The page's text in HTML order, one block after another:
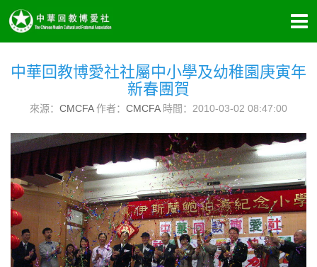
中華回教博愛社社屬中小學及幼稚園庚寅年
新春團賀
來源： CMCFA作者： CMCFA時間：2010-03-02 08:47:00